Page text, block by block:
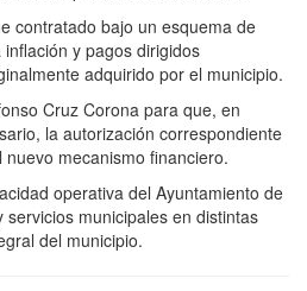
contratado bajo un esquema de
y pagos dirigidos
adquirido por el municipio.
Cruz Corona para que, en
la autorización correspondiente
mecanismo financiero.
operativa del Ayuntamiento de
municipales en distintas
del municipio.